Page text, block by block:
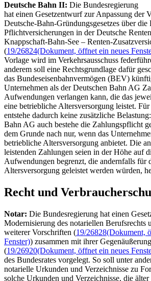
Deutsche Bahn II: Die Bundesregierung
hat einen Gesetzentwurf zur Anpassung der
Deutsche-Bahn-Gründungsgesetzes über
Pflichtversicherungen in der Deutsche
Knappschaft-Bahn-See – Renten-
(19/26824(Dokument, öffnet ein neues
Vorlage wird im Verkehrsausschuss
anderem soll eine Rechtsgrundlage dafür
das Bundeseisenbahnvermögen (BEV)
Unternehmen als der Deutschen Bahn AG
Aufwendungen verlangen kann, die das
eine betriebliche Altersversorgung leistet.
entstehe dadurch keine zusätzliche
Bahn AG auch bestehe die Zahlungspflicht
dem Grunde nach nur, wenn das
betriebliche Altersversorgung anbietet. Die
leistenden Zahlungen seien in der Höhe auf
Aufwendungen begrenzt, die andernfalls für
Altersversorgung geleistet werden würden,
Recht und
Notar: Die Bundesregierung hat einen
Modernisierung des notariellen Berufsrechts
weiterer Vorschriften (19/26828(Dokument,
Fenster)) zusammen mit ihrer Gegenäußerung
(19/26920(Dokument, öffnet ein neues
des Bundesrates vorgelegt. So soll unter
notarielle Urkunden und Verzeichnisse zu
solche Urkunden und Verzeichnisse, die älter